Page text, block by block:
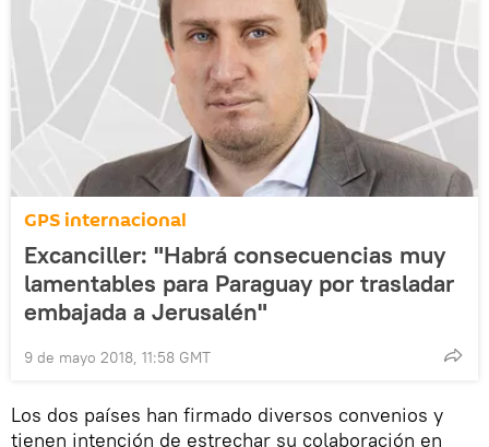
GPS internacional
Excanciller: "Habrá consecuencias muy
lamentables para Paraguay por trasladar
embajada a Jerusalén"
9 de mayo 2018, 11:58 GMT
Los dos países han firmado diversos convenios y
tienen intención de estrechar su colaboración en